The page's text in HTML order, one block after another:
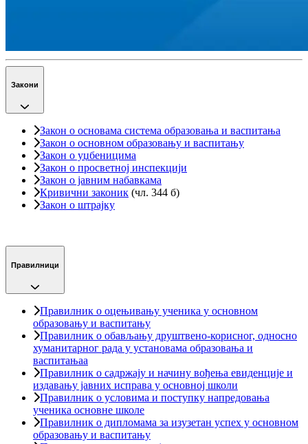
Закони
Закон о основама система образовања и васпитања
Закон о основном образовању и васпитању
Закон о уџбеницима
Закон о просветној инспекцији
Закон о јавним набавкама
Кривични законик (чл. 344 б)
Закон о штрајку
Правилници
Правилник о оцењивању ученика у основном
образовању и васпитању
Правилник о обављању друштвено-корисног, односно
хуманитарног рада у установама образовања и
васпитањаа
Правилник о садржају и начину вођења евиденције и
издавању јавних исправа у основној школи
Правилник о условима и поступку напредовања
ученика основне школе
Правилник о дипломама за изузетан успех у основном
образовању и васпитању